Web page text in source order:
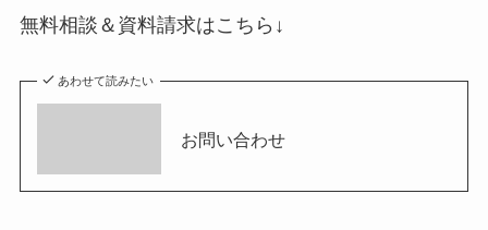
無料相談＆資料請求はこちら↓
あわせて読みたい
お問い​合わせ